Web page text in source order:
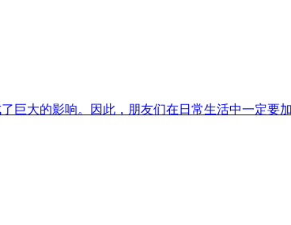
巨大的影响。因此，朋友们在日常生活中一定要